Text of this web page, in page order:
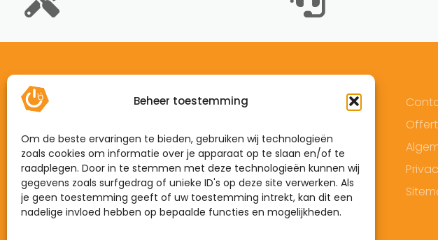
Beheer toestemming
Om de beste ervaringen te bieden, gebruiken wij technologieën
zoals cookies om informatie over je apparaat op te slaan en/of te
raadplegen. Door in te stemmen met deze technologieën kunnen wij
gegevens zoals surfgedrag of unieke ID's op deze site verwerken. Als
je geen toestemming geeft of uw toestemming intrekt, kan dit een
nadelige invloed hebben op bepaalde functies en mogelijkheden.
Home
Mijn energie
Dynamisch
Zonnepanelen
Laadpalen
Thuisbatterijen